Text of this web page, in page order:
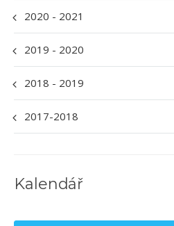
2020 - 2021
2019 - 2020
2018 - 2019
2017-2018
Kalendář